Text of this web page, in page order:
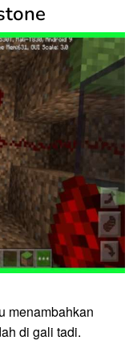
menambahkan
di gali tadi.